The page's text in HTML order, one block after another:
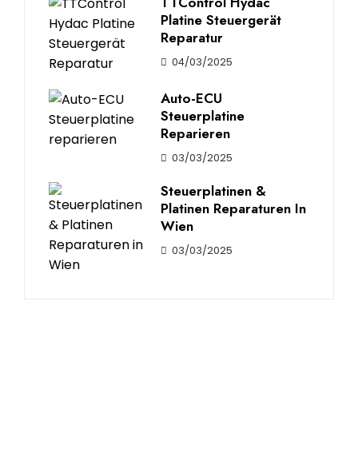
Platine Steuergerät
Reparatur
04/03/2025
Auto-ECU
Steuerplatine
Reparieren
03/03/2025
Steuerplatinen &
Platinen Reparaturen In
Wien
03/03/2025